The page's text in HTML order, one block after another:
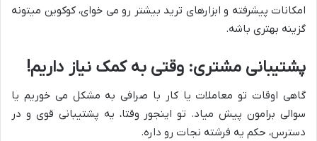
امکانات پیشرفته و ابزارهای ترید بیشتر رو می خوای، کوکوین میتونه
گزینه بهتری باشه.
پشتیبانی مشتری: وقتی به کمک نیاز داریم!
گاهی اوقات تو معاملات یا کار با صرافی به مشکل می خوریم یا
سوالی برامون پیش میاد. تو اینجور وقتا، یه پشتیبانی قوی و در
دسترس، حکم یه فرشته نجات رو داره.